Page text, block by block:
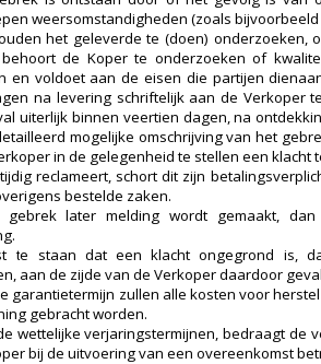
weersomstandigheden (zoals
het geleverde te (doen) onderzoeken,
behoort de Koper te onderzoeken of
en voldoet aan de eisen die partijen
na levering schriftelijk aan de Verkoper
uiterlijk binnen veertien dagen, na
mogelijke omschrijving van het
in de gelegenheid te stellen een klacht
reclameert, schort dit zijn
bestelde zaken.
later melding wordt gemaakt,
te staan dat een klacht ongegrond is,
aan de zijde van de Verkoper daardoor
garantietermijn zullen alle kosten voor
gebracht worden.
wettelijke verjaringstermijnen, bedraagt de
bij de uitvoering van een overeenkomst